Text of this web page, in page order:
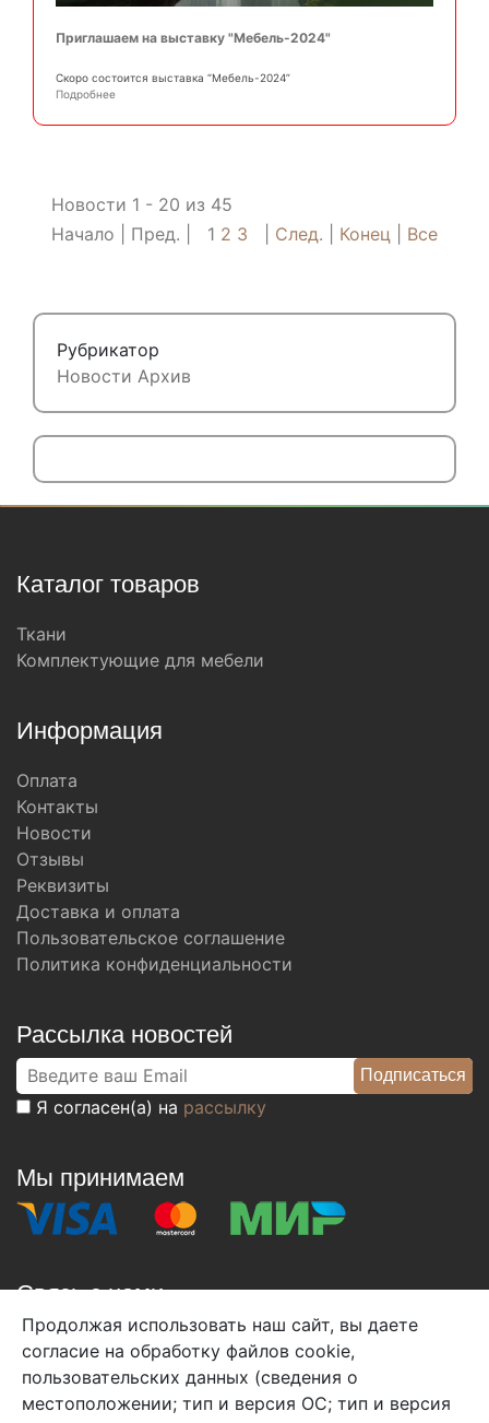
Приглашаем на выставку "Мебель-2024"
Скоро состоится выставка “Мебель-2024”
Подробнее
Новости 1 - 20 из 45
Начало
Пред. 1 2 3 След. Конец Все
Рубрикатор
Новости Архив
Каталог товаров
Ткани
Комплектующие для мебели
Информация
Оплата
Контакты
Новости
Отзывы
Реквизиты
Доставка и оплата
Пользовательское соглашение
Политика конфиденциальности
Рассылка новостей
Я согласен(а) на рассылку
Мы принимаем
Связь с нами
+7 (495) 933-38-08
info@arben-textile.ru- оптовые продажи
Продолжая использовать наш сайт, вы даете
согласие на обработку файлов cookie,
пользовательских данных (сведения о
местоположении; тип и версия ОС; тип и версия